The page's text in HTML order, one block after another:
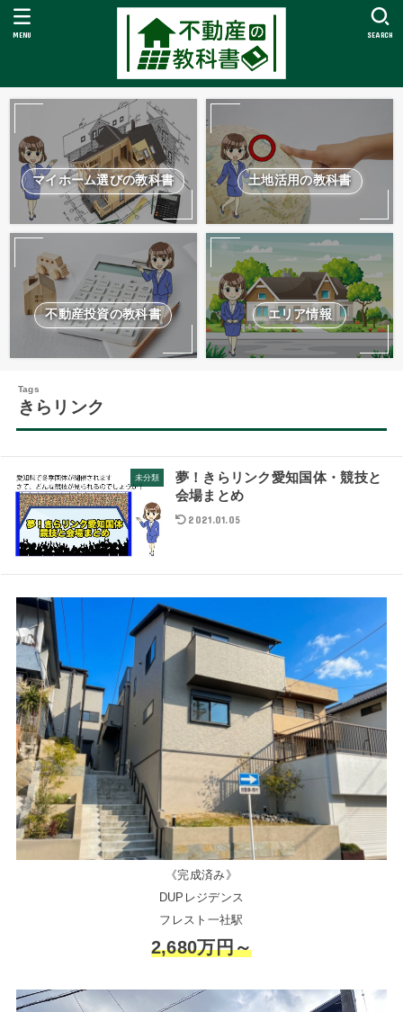
SEARCH
MENU
マイホーム選びの教科書 土地活用の教科書
不動産投資の教科書 エリア情報
きらリンク
未分類
夢！きらリンク愛知国体・競技と
会場まとめ
2021.01.05
《完成済み》
DUPレジデンス
フレスト一社駅
2,680万円～